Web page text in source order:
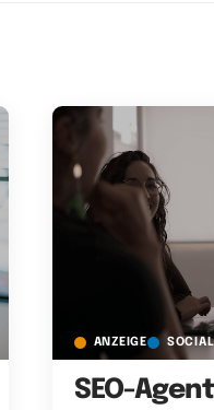
ANZEIGE SOCIAL
SEO-